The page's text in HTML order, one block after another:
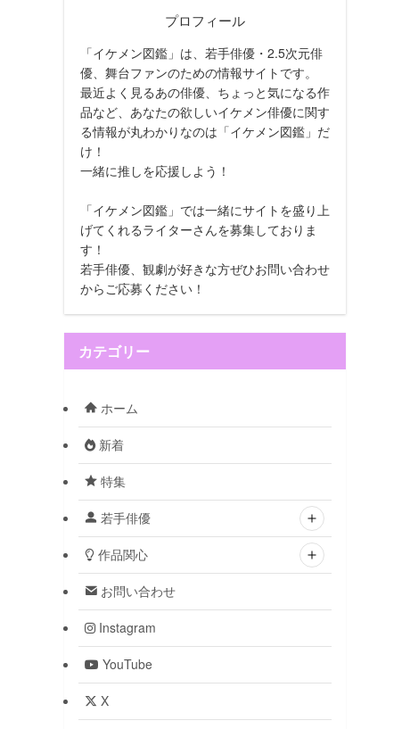
プロフィール
「イケメン図鑑」は、若手俳優・2.5次元俳
優、舞台ファンのための情報サイトです。
最近よく見るあの俳優、ちょっと気になる作
品など、あなたの欲しいイケメン俳優に関す
る情報が丸わかりなのは「イケメン図鑑」だ
け！
一緒に推しを応援しよう！
「イケメン図鑑」では一緒にサイトを盛り上
げてくれるライターさんを募集しておりま
す！
若手俳優、観劇が好きな方ぜひお問い合わせ
からご応募ください！
カテゴリー
ホーム
新着
特集
若手俳優
作品関心
お問い合わせ
Instagram
YouTube
X